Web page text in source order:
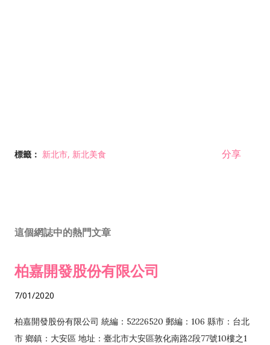
標籤： 新北市 新北美食 分享
這個網誌中的熱門文章
柏嘉開發股份有限公司
7/01/2020
柏嘉開發股份有限公司 統編：52226520 郵編：106 縣市：台北
市 鄉鎮：大安區 地址：臺北市大安區敦化南路2段77號10樓之1